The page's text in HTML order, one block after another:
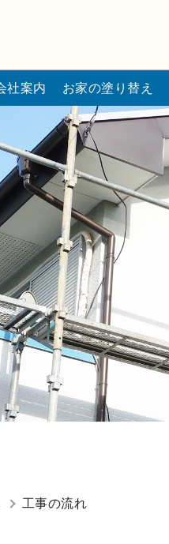
社案内 お家の塗り替え
工事の流れ